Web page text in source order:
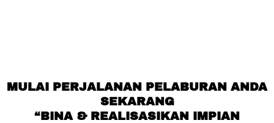
MULAI PERJALANAN PELABURAN ANDA
SEKARANG
“BINA & REALISASIKAN IMPIAN